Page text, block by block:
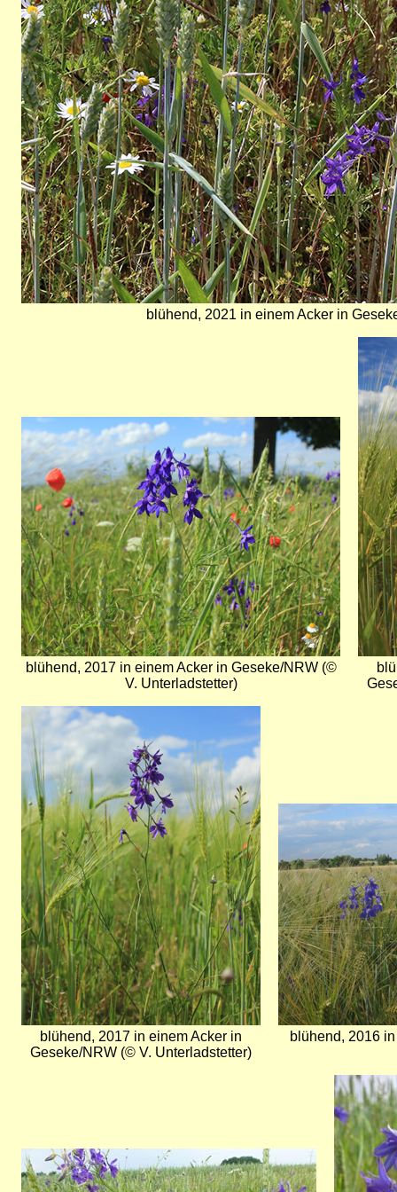
blühend, 2021 in einem Acker in
Bild
blühend, 2017 in einem Acker in Geseke/NRW (©
V. Unterladstetter)
Bild
blühend, 2017 in einem Acker in
Geseke/NRW (© V. Unterladstetter)
Bild
blühend, 2016
Bild
Bild